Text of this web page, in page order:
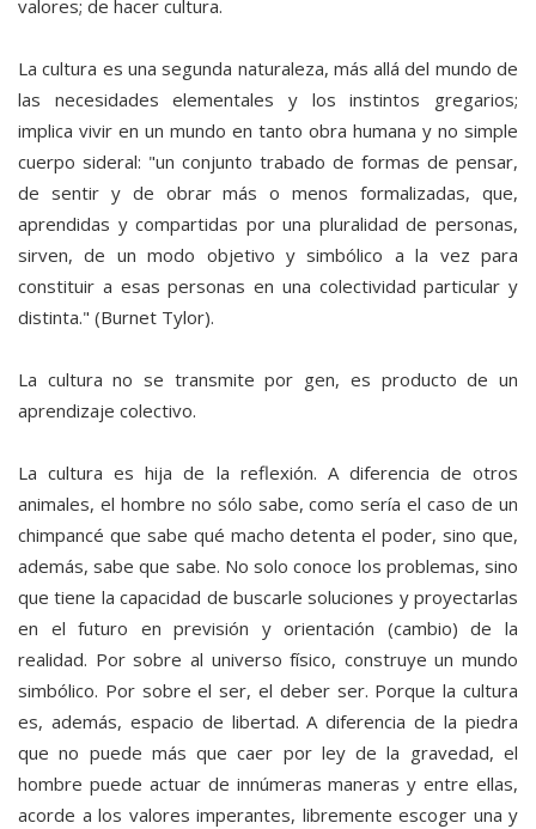
valores; de hacer cultura.
La cultura es una segunda naturaleza, más allá del mundo de
las necesidades elementales y los instintos gregarios;
implica vivir en un mundo en tanto obra humana y no simple
cuerpo sideral: "un conjunto trabado de formas de pensar,
de sentir y de obrar más o menos formalizadas, que,
aprendidas y compartidas por una pluralidad de personas,
sirven, de un modo objetivo y simbólico a la vez para
constituir a esas personas en una colectividad particular y
distinta." (Burnet Tylor).
La cultura no se transmite por gen, es producto de un
aprendizaje colectivo.
La cultura es hija de la reflexión. A diferencia de otros
animales, el hombre no sólo sabe, como sería el caso de un
chimpancé que sabe qué macho detenta el poder, sino que,
además, sabe que sabe. No solo conoce los problemas, sino
que tiene la capacidad de buscarle soluciones y proyectarlas
en el futuro en previsión y orientación (cambio) de la
realidad. Por sobre al universo físico, construye un mundo
simbólico. Por sobre el ser, el deber ser. Porque la cultura
es, además, espacio de libertad. A diferencia de la piedra
que no puede más que caer por ley de la gravedad, el
hombre puede actuar de innúmeras maneras y entre ellas,
acorde a los valores imperantes, libremente escoger una y